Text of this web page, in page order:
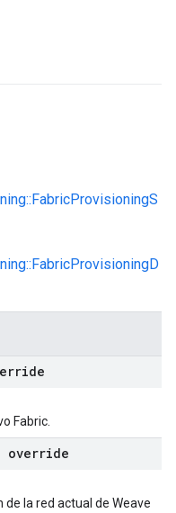
Fabric.
override
de la red actual de Weave